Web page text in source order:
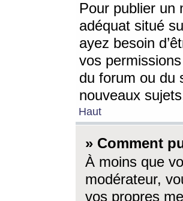
Pour publier un
adéquat situé
ayez besoin
vos
du forum ou du
nouveaux
Haut
» Comment
À moins que
modérateur,
vos propres